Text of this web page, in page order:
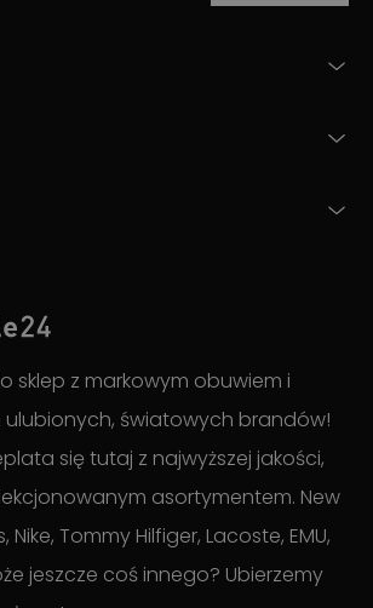
sklep z markowym obuwiem i
ulubionych, światowych brandów!
się tutaj z najwyższej jakości,
asortymentem. New
Nike, Tommy Hilfiger, Lacoste, EMU,
jeszcze coś innego? Ubierzemy